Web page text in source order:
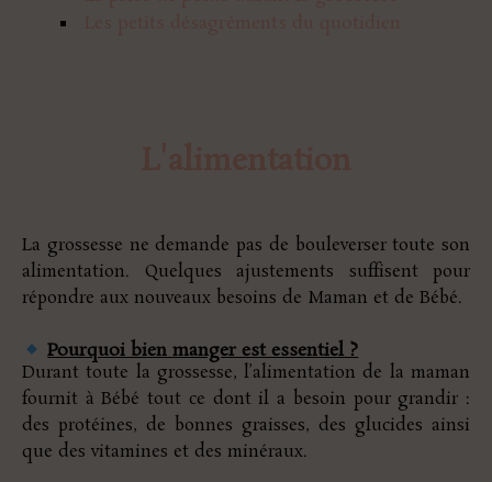
La grossesse ne demande pas de bouleverser toute son
alimentation. Quelques ajustements suffisent pour
répondre aux nouveaux besoins de Maman et de Bébé.
Pourquoi bien manger est essentiel ?
Durant toute la grossesse, l’alimentation de la maman
fournit à Bébé tout ce dont il a besoin pour grandir :
des protéines, de bonnes graisses, des glucides ainsi
que des vitamines et des minéraux.